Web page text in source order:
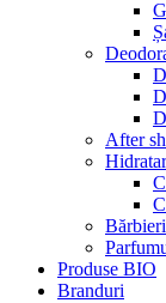
After
Produse BIO
Branduri